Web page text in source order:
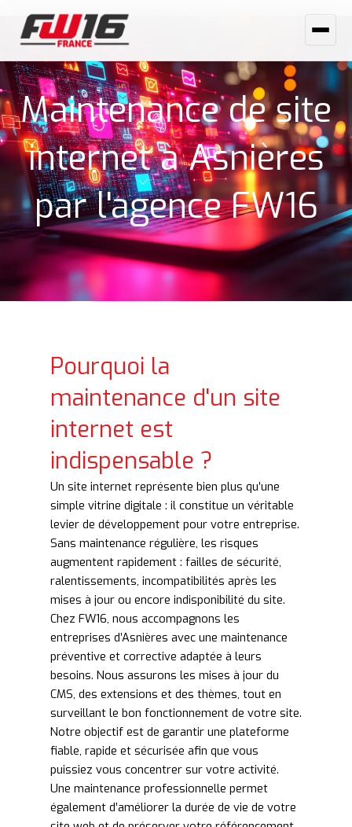
contenu
Maintenance de site
internet à Asnières
par l'agence FW16
Pourquoi la
maintenance d'un site
internet est
indispensable ?
Un site internet représente bien plus qu’une
simple vitrine digitale : il constitue un véritable
levier de développement pour votre entreprise.
Sans maintenance régulière, les risques
augmentent rapidement : failles de sécurité,
ralentissements, incompatibilités après les
mises à jour ou encore indisponibilité du site.
Chez FW16, nous accompagnons les
entreprises d’Asnières avec une maintenance
préventive et corrective adaptée à leurs
besoins. Nous assurons les mises à jour du
CMS, des extensions et des thèmes, tout en
surveillant le bon fonctionnement de votre site.
Notre objectif est de garantir une plateforme
fiable, rapide et sécurisée afin que vous
puissiez vous concentrer sur votre activité.
Une maintenance professionnelle permet
également d’améliorer la durée de vie de votre